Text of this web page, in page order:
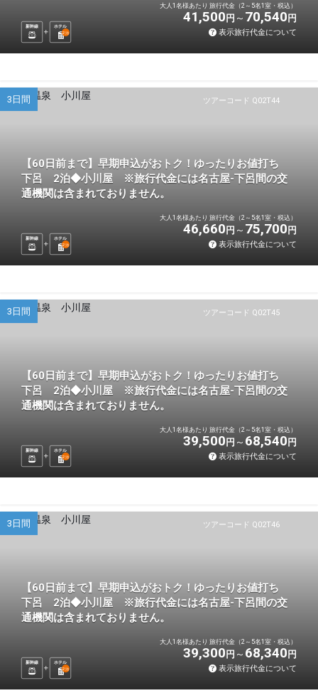
新幹線
ホテル
2泊
大人1名様あたり 旅行代金（2～5名1室・税込）
41,500 円 70,540 円
表示旅行代金について
ツアーコード Q02T44
3日間
【60日前まで】早期申込がおトク！ゆったりお値打ち
下呂 2泊◆小川屋 ※旅行代金には名古屋-下呂間の交
通機関は含まれておりません。
新幹線
ホテル
2泊
大人1名様あたり 旅行代金（2～5名1室・税込）
46,660 円 75,700 円
表示旅行代金について
ツアーコード Q02T45
3日間
【60日前まで】早期申込がおトク！ゆったりお値打ち
下呂 2泊◆小川屋 ※旅行代金には名古屋-下呂間の交
通機関は含まれておりません。
新幹線
ホテル
2泊
大人1名様あたり 旅行代金（2～5名1室・税込）
39,500 円 68,540 円
表示旅行代金について
ツアーコード Q02T46
3日間
【60日前まで】早期申込がおトク！ゆったりお値打ち
下呂 2泊◆小川屋 ※旅行代金には名古屋-下呂間の交
通機関は含まれておりません。
新幹線
ホテル
2泊
大人1名様あたり 旅行代金（2～5名1室・税込）
39,300 円 68,340 円
表示旅行代金について